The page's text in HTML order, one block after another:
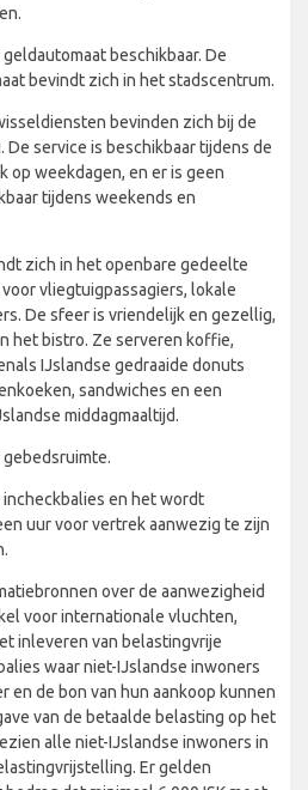
beschikbaar. De
bevindt zich in het stadscentrum.
bevinden zich bij de
De service is beschikbaar tijdens de
op weekdagen, en er is geen
tijdens weekends en
zich in het openbare gedeelte
vliegtuigpassagiers, lokale
De sfeer is vriendelijk en gezellig,
het bistro. Ze serveren koffie,
IJslandse gedraaide donuts
sandwiches en een
middagmaaltijd.
en het wordt
uur voor vertrek aanwezig te zijn
over de aanwezigheid
voor internationale vluchten,
inleveren van belastingvrije
waar niet-IJslandse inwoners
en de bon van hun aankoop kunnen
van de betaalde belasting op het
alle niet-IJslandse inwoners in
Er gelden